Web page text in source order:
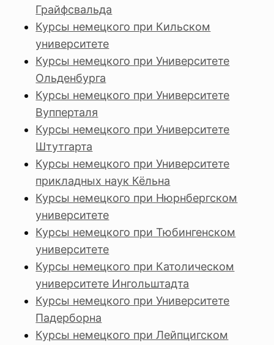
Грайфсвальда
Курсы немецкого при Кильском
университете
Курсы немецкого при Университете
Ольденбурга
Курсы немецкого при Университете
Вупперталя
Курсы немецкого при Университете
Штутгарта
Курсы немецкого при Университете
прикладных наук Кёльна
Курсы немецкого при Нюрнбергском
университете
Курсы немецкого при Тюбингенском
университете
Курсы немецкого при Католическом
университете Ингольштадта
Курсы немецкого при Университете
Падерборна
Курсы немецкого при Лейпцигском